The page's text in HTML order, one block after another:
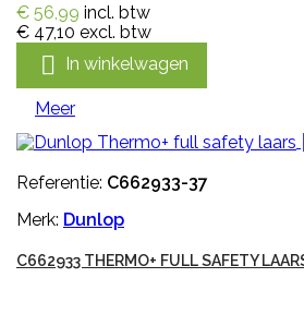
€ 56,99 incl. btw
€ 47,10 excl. btw
 In winkelwagen
Meer
Referentie: C662933-37
Merk: Dunlop
C662933 THERMO+ FULL SAFETY